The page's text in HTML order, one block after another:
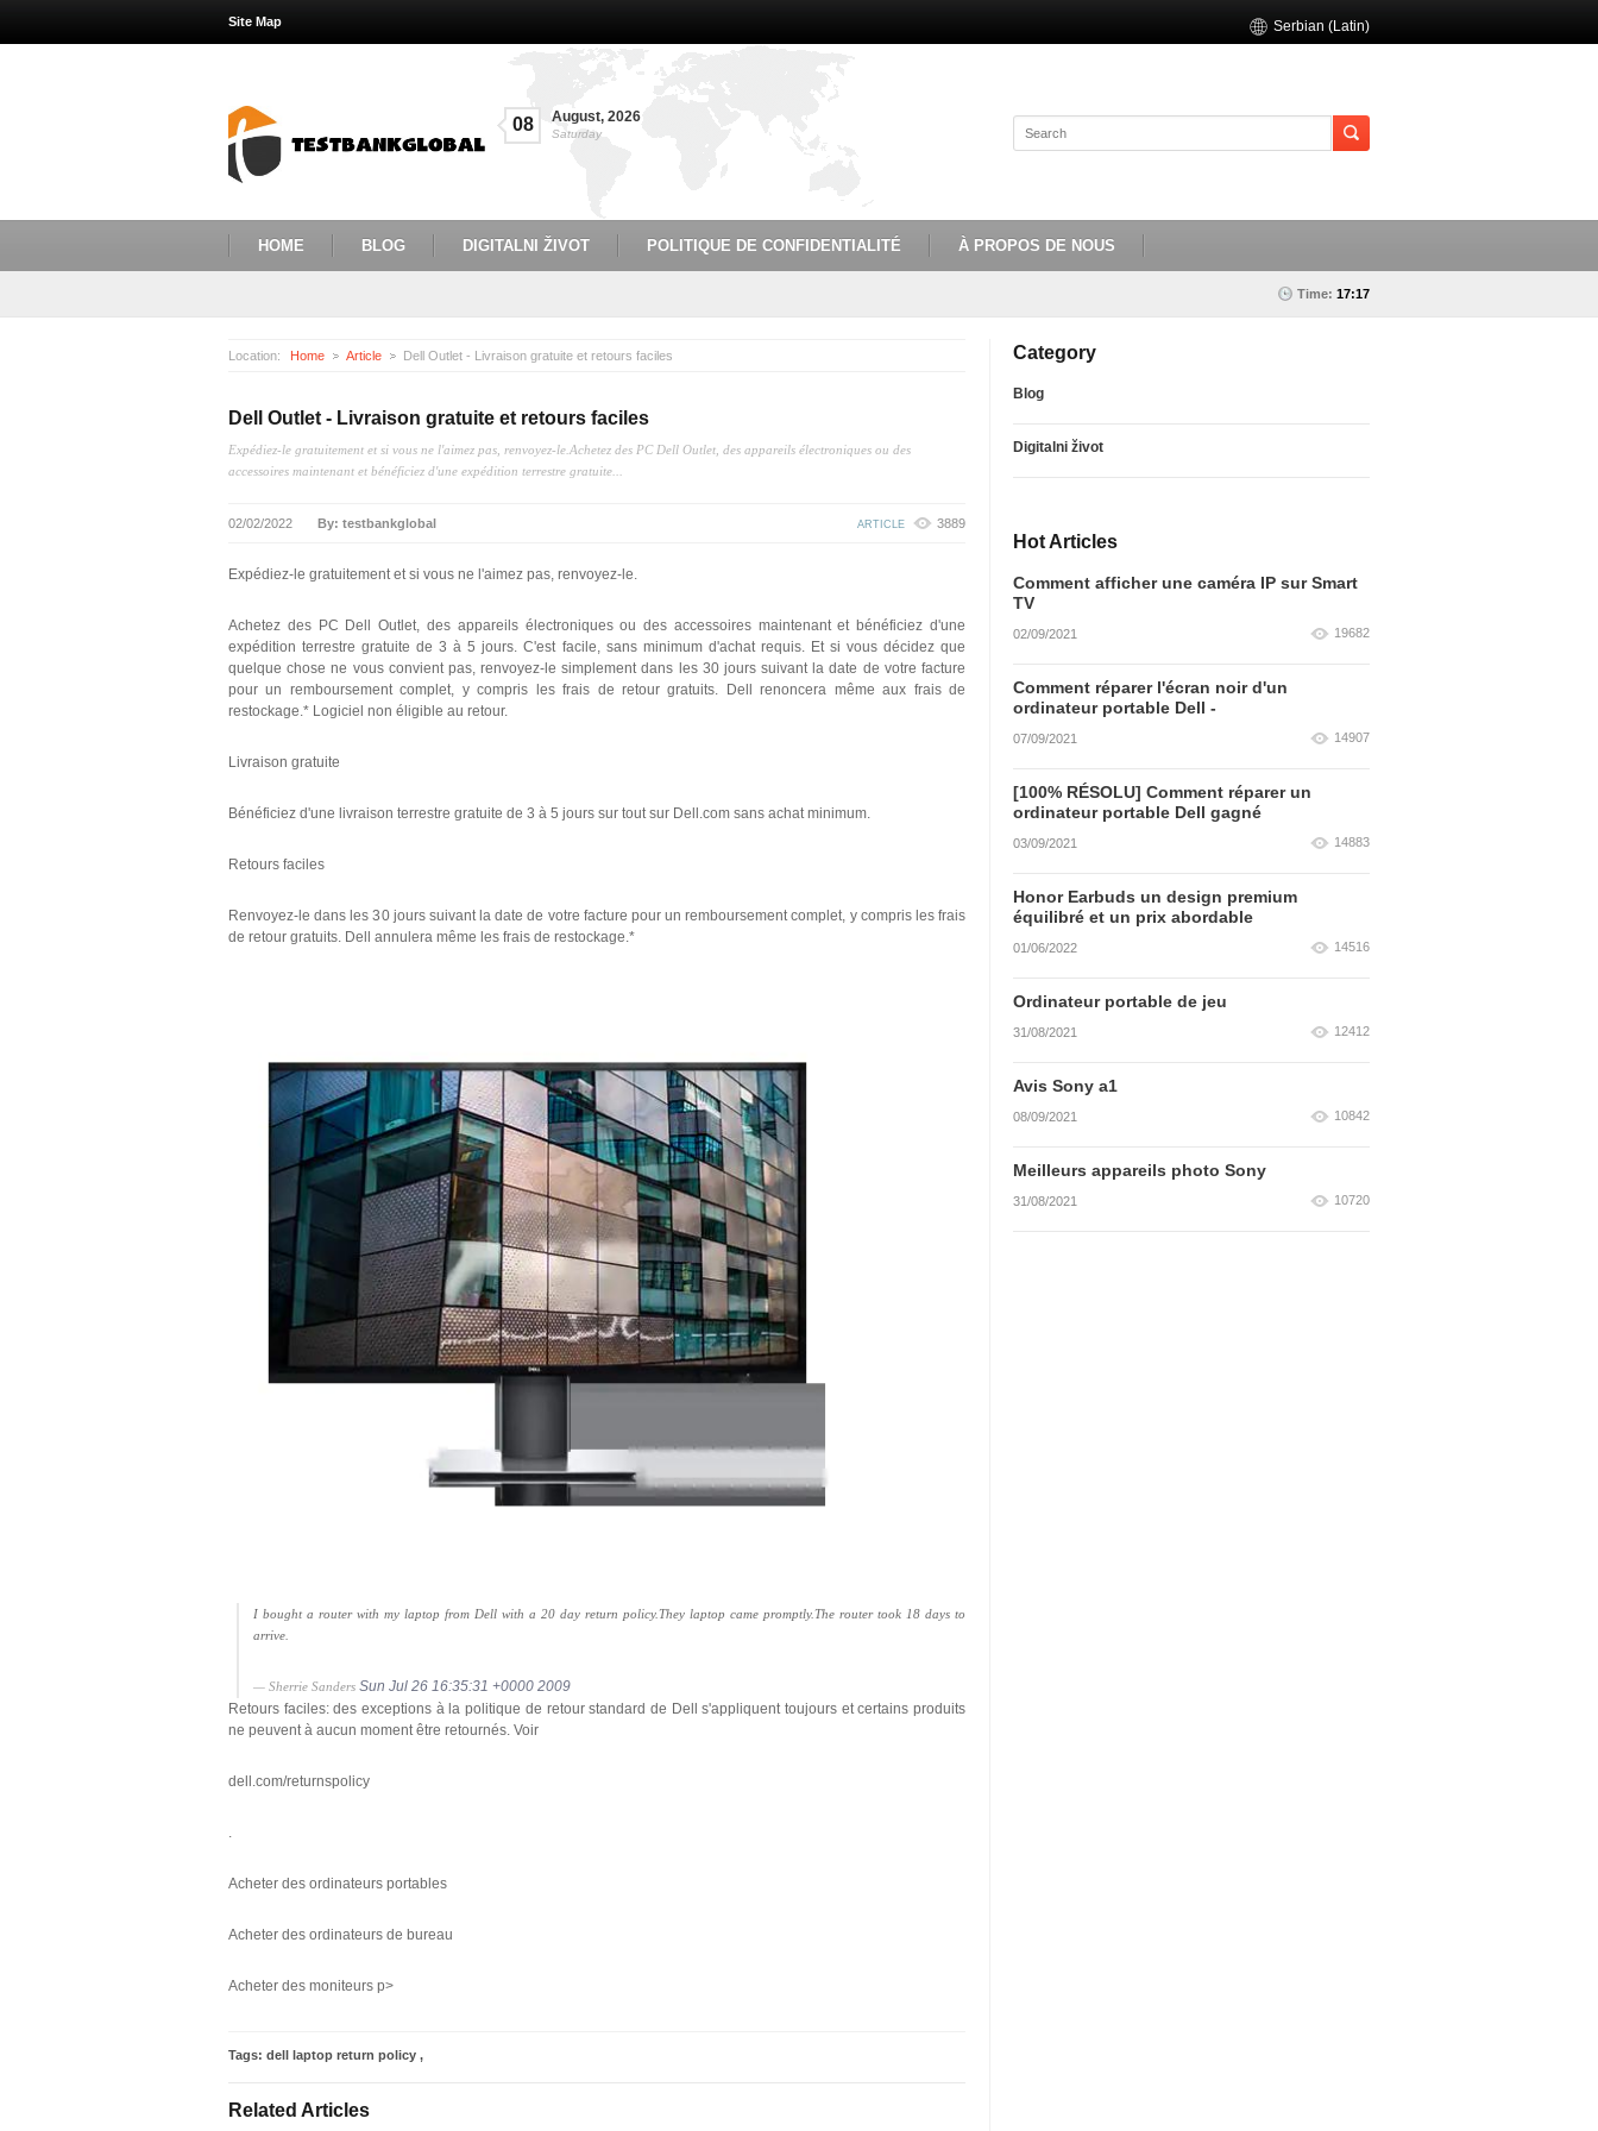
Site Map Serbian (Latin)
08 August, 2026
Saturday
HOME BLOG DIGITALNI ŽIVOT POLITIQUE DE CONFIDENTIALITÉ À PROPOS DE NOUS
Time: 17:17
Location: Home Article Dell Outlet - Livraison gratuite et retours faciles
Dell Outlet - Livraison gratuite et retours faciles
Expédiez-le gratuitement et si vous ne l'aimez pas, renvoyez-le.Achetez des PC Dell Outlet, des appareils électroniques ou des
accessoires maintenant et bénéficiez d'une expédition terrestre gratuite...
02/02/2022 By: testbankglobal ARTICLE 3889
Expédiez-le gratuitement et si vous ne l'aimez pas, renvoyez-le.
Achetez des PC Dell Outlet, des appareils électroniques ou des accessoires maintenant et bénéficiez d'une
expédition terrestre gratuite de 3 à 5 jours. C'est facile, sans minimum d'achat requis. Et si vous décidez que
quelque chose ne vous convient pas, renvoyez-le simplement dans les 30 jours suivant la date de votre facture
pour un remboursement complet, y compris les frais de retour gratuits. Dell renoncera même aux frais de
restockage.* Logiciel non éligible au retour.
Livraison gratuite
Bénéficiez d'une livraison terrestre gratuite de 3 à 5 jours sur tout sur Dell.com sans achat minimum.
Retours faciles
Renvoyez-le dans les 30 jours suivant la date de votre facture pour un remboursement complet, y compris les frais
de retour gratuits. Dell annulera même les frais de restockage.*
I bought a router with my laptop from Dell with a 20 day return policy.They laptop came promptly.The router took 18 days to
arrive.
— Sherrie Sanders Sun Jul 26 16:35:31 +0000 2009
Retours faciles: des exceptions à la politique de retour standard de Dell s'appliquent toujours et certains produits
ne peuvent à aucun moment être retournés. Voir
dell.com/returnspolicy
.
Acheter des ordinateurs portables
Acheter des ordinateurs de bureau
Acheter des moniteurs p>
Tags: dell laptop return policy ,
Related Articles
Category
Blog
Digitalni život
Hot Articles
Comment afficher une caméra IP sur Smart
TV
02/09/2021 19682
Comment réparer l'écran noir d'un
ordinateur portable Dell -
07/09/2021 14907
[100% RÉSOLU] Comment réparer un
ordinateur portable Dell gagné
03/09/2021 14883
Honor Earbuds un design premium
équilibré et un prix abordable
01/06/2022 14516
Ordinateur portable de jeu
31/08/2021 12412
Avis Sony a1
08/09/2021 10842
Meilleurs appareils photo Sony
31/08/2021 10720